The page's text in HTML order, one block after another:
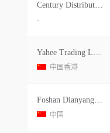
Century Distribution Systems
-
Yahee Trading Limited
中国香港
Foshan Dianyangli Trade
中国